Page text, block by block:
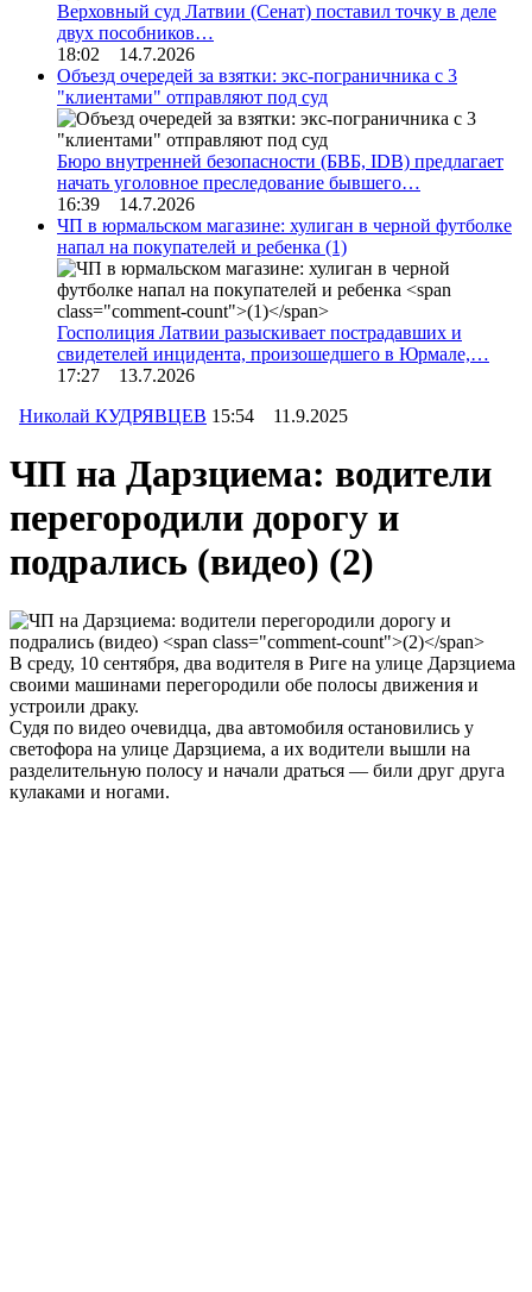
Верховный суд Латвии (Сенат) поставил точку в деле
двух пособников…
18:02 14.7.2026
Объезд очередей за взятки: экс-пограничника с 3
"клиентами" отправляют под суд
Бюро внутренней безопасности (БВБ, IDB) предлагает
начать уголовное преследование бывшего…
16:39 14.7.2026
ЧП в юрмальском магазине: хулиган в черной футболке
напал на покупателей и ребенка (1)
Госполиция Латвии разыскивает пострадавших и
свидетелей инцидента, произошедшего в Юрмале,…
17:27 13.7.2026
Николай КУДРЯВЦЕВ 15:54 11.9.2025
ЧП на Дарзциема: водители
перегородили дорогу и
подрались (видео) (2)
В среду, 10 сентября, два водителя в Риге на улице Дарзциема
своими машинами перегородили обе полосы движения и
устроили драку.
Судя по видео очевидца, два автомобиля остановились у
светофора на улице Дарзциема, а их водители вышли на
разделительную полосу и начали драться — били друг друга
кулаками и ногами.